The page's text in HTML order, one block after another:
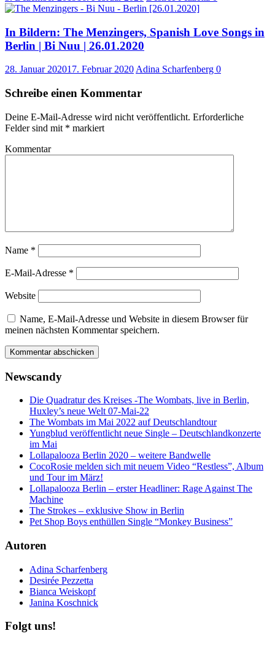
In Bildern: The Menzingers, Spanish Love Songs in
Berlin | Bi Nuu | 26.01.2020
28. Januar 202017. Februar 2020Adina Scharfenberg 0
Schreibe einen Kommentar
Deine E-Mail-Adresse wird nicht veröffentlicht. Erforderliche
Felder sind mit * markiert
Kommentar
Name *
E-Mail-Adresse *
Website
Name, E-Mail-Adresse und Website in diesem Browser für
meinen nächsten Kommentar speichern.
Newscandy
Die Quadratur des Kreises -The Wombats, live in Berlin,
Huxley’s neue Welt 07-Mai-22
The Wombats im Mai 2022 auf Deutschlandtour
Yungblud veröffentlicht neue Single – Deutschlandkonzerte
im Mai
Lollapalooza Berlin 2020 – weitere Bandwelle
CocoRosie melden sich mit neuem Video “Restless”, Album
und Tour im März!
Lollapalooza Berlin – erster Headliner: Rage Against The
Machine
The Strokes – exklusive Show in Berlin
Pet Shop Boys enthüllen Single “Monkey Business”
Autoren
Adina Scharfenberg
Desirée Pezzetta
Bianca Weiskopf
Janina Koschnick
Folgt uns!